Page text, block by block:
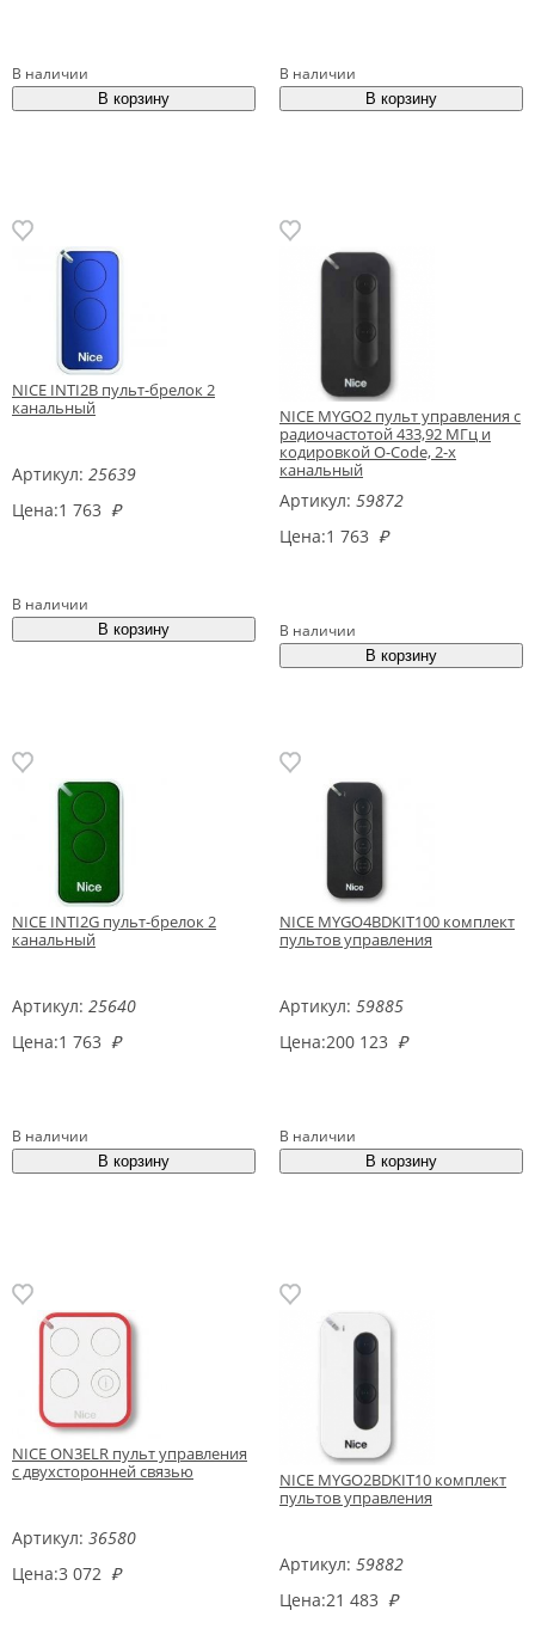
В наличии В наличии
NICE INTI2B пульт-брелок 2
канальный
Артикул: 25639
Цена:1 763 ₽
В наличии
NICE MYGO2 пульт управления с
радиочастотой 433,92 МГц и
кодировкой O-Code, 2-х
канальный
Артикул: 59872
Цена:1 763 ₽
В наличии
NICE INTI2G пульт-брелок 2
канальный
Артикул: 25640
Цена:1 763 ₽
В наличии
NICE MYGO4BDKIT100 комплект
пультов управления
Артикул: 59885
Цена:200 123 ₽
В наличии
NICE ON3ELR пульт управления
с двухсторонней связью
Артикул: 36580
Цена:3 072 ₽
NICE MYGO2BDKIT10 комплект
пультов управления
Артикул: 59882
Цена:21 483 ₽